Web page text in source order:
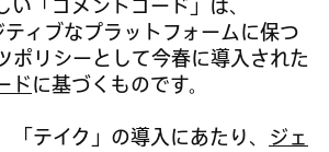
い「コメントコード」は、
ィブなプラットフォームに保つ
ポリシーとして今春に導入された
ド に基づくものです。
「テイク」の導入にあたり、
ジェ